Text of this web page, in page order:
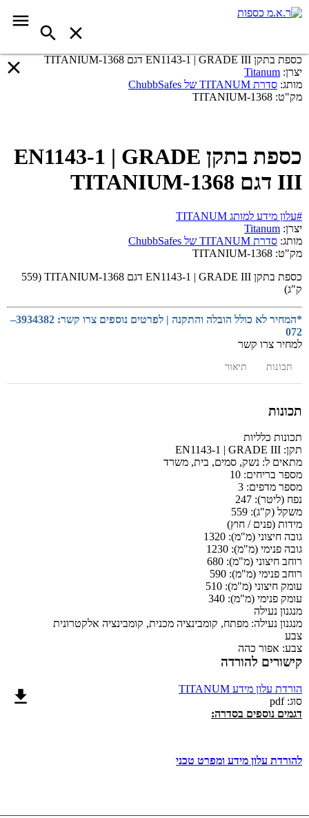
כספת בתקן EN1143-1 | GRADE III דגם TITANIUM-1368
יצרן: Titanum
מותג: סדרת TITANUM של ChubbSafes
מק"ט: TITANIUM-1368
כספת בתקן EN1143-1 | GRADE
III דגם TITANIUM-1368
#עלון מידע למותג TITANUM
יצרן: Titanum
מותג: סדרת TITANUM של ChubbSafes
מק"ט: TITANIUM-1368
כספת בתקן EN1143-1 | GRADE III דגם
TITANIUM-1368
(559
ק"ג)
*המחיר לא כולל הובלה והתקנה | לפרטים נוספים צרו קשר: 3934382–
072
למחיר צרו קשר
תכונות תיאור
תכונות
תכונות כלליות
תקן: EN1143-1 | GRADE III
מתאים ל: נשק, סמים, בית, משרד
מספר בריחים: 10
מספר מדפים: 3
נפח (ליטר): 247
משקל (ק"ג): 559
מידות (פנים / חוץ)
גובה חיצוני (מ"מ): 1320
גובה פנימי (מ"מ): 1230
רוחב חיצוני (מ"מ): 680
רוחב פנימי (מ"מ): 590
עומק חיצוני (מ"מ): 510
עומק פנימי (מ"מ): 340
מנגנון נעילה
מנגנון נעילה: מפתח, קומבינציה מכנית, קומבינציה אלקטרונית
צבע
צבע: אפור כהה
קישורים להורדה
הורדת עלון מידע TITANUM
סוג: pdf
דגמים נוספים בסדרה:
להורדת עלון מידע ומפרט טכני